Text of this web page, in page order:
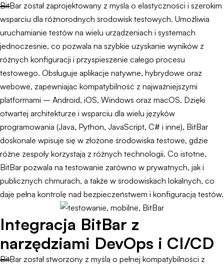
BitBar został zaprojektowany z myślą o elastyczności i szerokim
wsparciu dla różnorodnych środowisk testowych. Umożliwia
uruchamianie testów na wielu urządzeniach i systemach
jednocześnie, co pozwala na szybkie uzyskanie wyników z
różnych konfiguracji i przyspieszenie całego procesu
testowego. Obsługuje aplikacje natywne, hybrydowe oraz
webowe, zapewniając kompatybilność z najważniejszymi
platformami – Android, iOS, Windows oraz macOS. Dzięki
otwartej architekturze i wsparciu dla wielu języków
programowania (Java, Python, JavaScript, C# i inne), BitBar
doskonale wpisuje się w złożone środowiska testowe, gdzie
różne zespoły korzystają z różnych technologii. Co istotne,
BitBar pozwala na testowanie zarówno w prywatnych, jak i
publicznych chmurach, a także w środowiskach lokalnych, co
daje pełną kontrolę nad bezpieczeństwem i konfiguracją testów.
Integracja BitBar z
narzędziami DevOps i CI/CD
BitBar został stworzony z myślą o pełnej kompatybilności z